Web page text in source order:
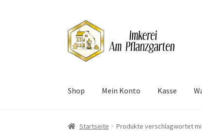
Zur
Navigation
springen
Zum
Inhalt
springen
Shop Mein Konto Kasse
Start Datenschutzerklärung Impressum
Startseite Produkte verschlagwortet